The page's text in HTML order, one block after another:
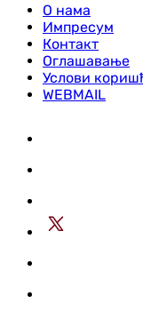
О нама
Импресум
Контакт
Оглашавање
Услови
WEBMAIL